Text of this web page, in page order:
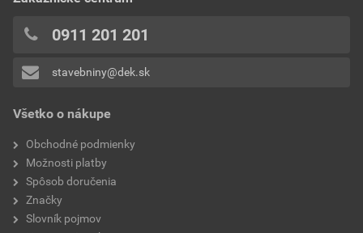
1,31 EUR
bez DPH za ks
Pridávať hodnotenie môže iba prihlásený užívateľ.
Všetko o nákupe
Obchodné podmienky
Možnosti platby
Spôsob doručenia
Značky
Slovník pojmov
0911 201 201
stavebniny@dek.sk